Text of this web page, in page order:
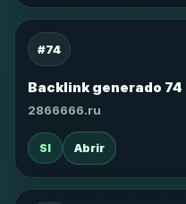
#74
Backlink generado 74
2866666.ru
SI Abrir